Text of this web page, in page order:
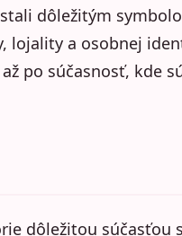
dôležitým
lojality a osobnej
po súčasnosť, kde
dôležitou súčasťou